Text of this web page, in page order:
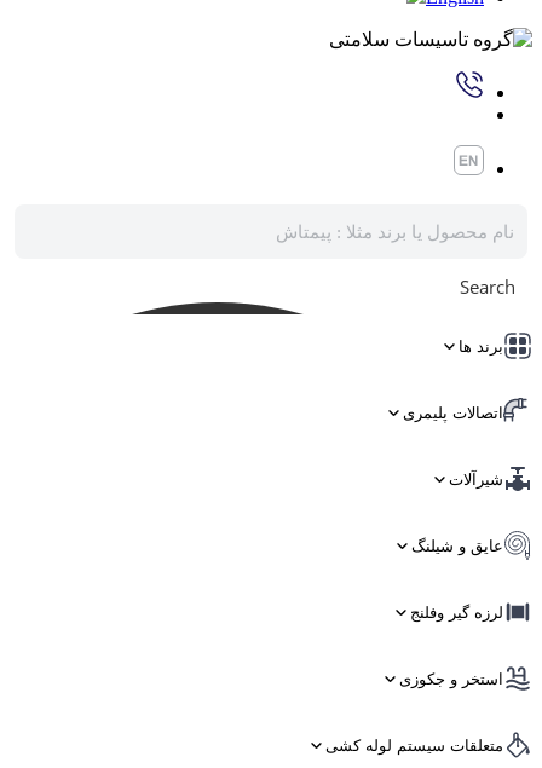
Search
برند ها
اتصالات پلیمری
شیرآلات
عایق و شیلنگ
لرزه گیر وفلنج
استخر و جکوزی
متعلقات سیستم لوله کشی